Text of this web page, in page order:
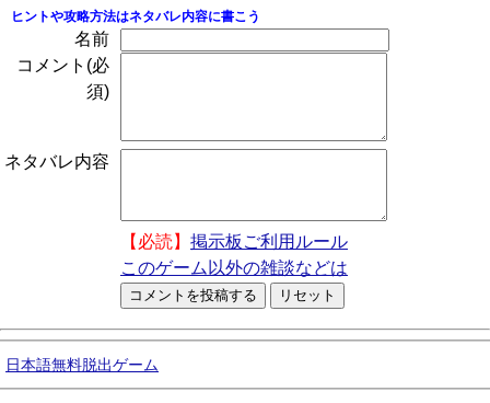
ヒントや攻略方法はネタバレ内容に書こう
名前
コメント(必
須)
ネタバレ内容
【必読】 掲示板ご利用ルール
このゲーム以外の雑談などは
日本語無料脱出ゲーム